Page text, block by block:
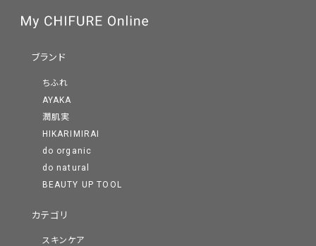
ブランド
ちふれ
AYAKA
潤肌実
HIKARIMIRAI
do organic
do natural
BEAUTY UP TOOL
カテゴリ
スキンケア